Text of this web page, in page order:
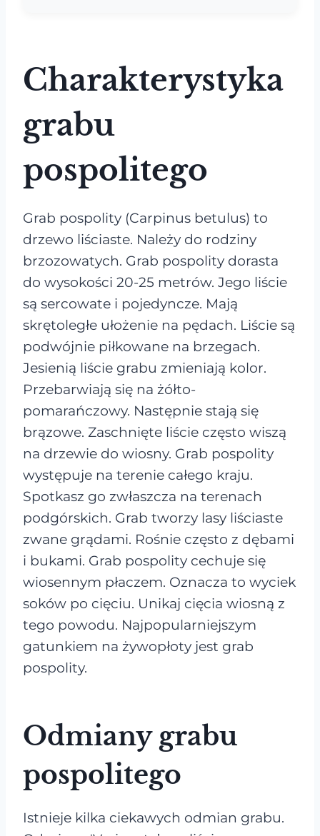
Charakterystyka
grabu
pospolitego
Grab pospolity (Carpinus betulus) to
drzewo liściaste. Należy do rodziny
brzozowatych. Grab pospolity dorasta
do wysokości 20-25 metrów. Jego liście
są sercowate i pojedyncze. Mają
skrętoległe ułożenie na pędach. Liście są
podwójnie piłkowane na brzegach.
Jesienią liście grabu zmieniają kolor.
Przebarwiają się na żółto-
pomarańczowy. Następnie stają się
brązowe. Zaschnięte liście często wiszą
na drzewie do wiosny. Grab pospolity
występuje na terenie całego kraju.
Spotkasz go zwłaszcza na terenach
podgórskich. Grab tworzy lasy liściaste
zwane grądami. Rośnie często z dębami
i bukami. Grab pospolity cechuje się
wiosennym płaczem. Oznacza to wyciek
soków po cięciu. Unikaj cięcia wiosną z
tego powodu. Najpopularniejszym
gatunkiem na żywopłoty jest grab
pospolity.
Odmiany grabu
pospolitego
Istnieje kilka ciekawych odmian grabu.